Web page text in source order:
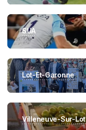
SUA
Lot-Et-Garonne
Villeneuve-Sur-Lot